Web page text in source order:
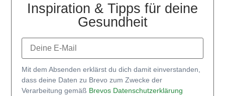
Inspiration & Tipps für deine
Gesundheit
Mit dem Absenden erklärst du dich damit einverstanden,
dass deine Daten zu Brevo zum Zwecke der
Verarbeitung gemäß Brevos Datenschutzerklärung